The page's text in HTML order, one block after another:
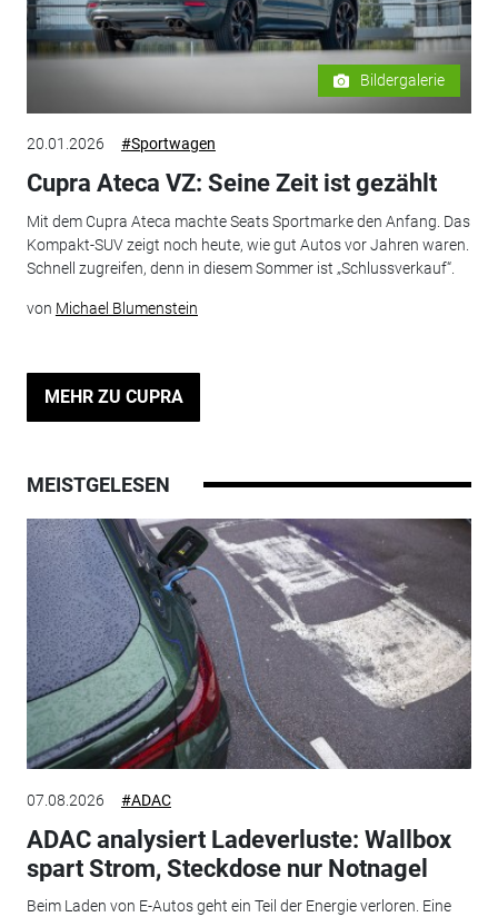
Bildergalerie
20.01.2026 #Sportwagen
Cupra Ateca VZ: Seine Zeit ist gezählt
Mit dem Cupra Ateca machte Seats Sportmarke den Anfang. Das
Kompakt-SUV zeigt noch heute, wie gut Autos vor Jahren waren.
Schnell zugreifen, denn in diesem Sommer ist „Schlussverkauf“.
von Michael Blumenstein
MEHR ZU CUPRA
MEISTGELESEN
07.08.2026 #ADAC
ADAC analysiert Ladeverluste: Wallbox
spart Strom, Steckdose nur Notnagel
Beim Laden von E-Autos geht ein Teil der Energie verloren. Eine